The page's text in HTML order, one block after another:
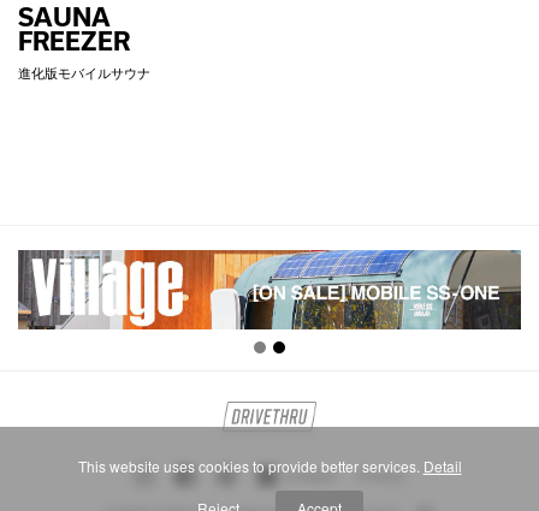
SAUNA
FREEZER
進化版モバイルサウナ
Contact Privacy
This website uses cookies to provide better services. Detail